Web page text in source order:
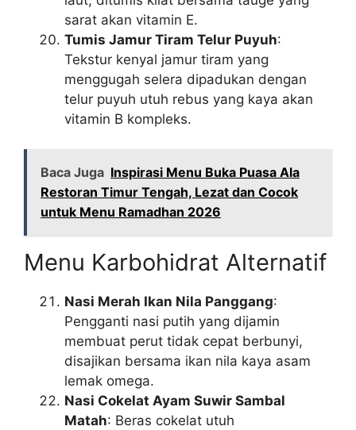
sarat akan vitamin E.
Tumis Jamur Tiram Telur Puyuh:
Tekstur kenyal jamur tiram yang
menggugah selera dipadukan dengan
telur puyuh utuh rebus yang kaya akan
vitamin B kompleks.
Baca Juga Inspirasi Menu Buka Puasa Ala
Restoran Timur Tengah, Lezat dan Cocok
untuk Menu Ramadhan 2026
Menu Karbohidrat Alternatif
Nasi Merah Ikan Nila Panggang:
Pengganti nasi putih yang dijamin
membuat perut tidak cepat berbunyi,
disajikan bersama ikan nila kaya asam
lemak omega.
Nasi Cokelat Ayam Suwir Sambal
Matah: Beras cokelat utuh